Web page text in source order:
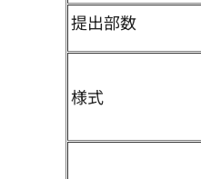
提出部数
様式